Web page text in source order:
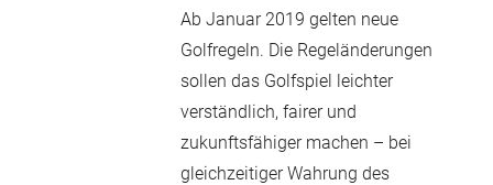
Ab Januar 2019 gelten neue
Golfregeln. Die Regeländerungen
sollen das Golfspiel leichter
verständlich, fairer und
zukunftsfähiger machen – bei
gleichzeitiger Wahrung des